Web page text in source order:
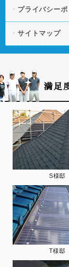
プライバシー
サイトマップ
満足
S様邸
T様邸